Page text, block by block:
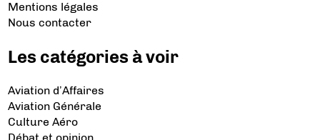
Mentions légales
Nous contacter
Les catégories à voir
Aviation d’Affaires
Aviation Générale
Culture Aéro